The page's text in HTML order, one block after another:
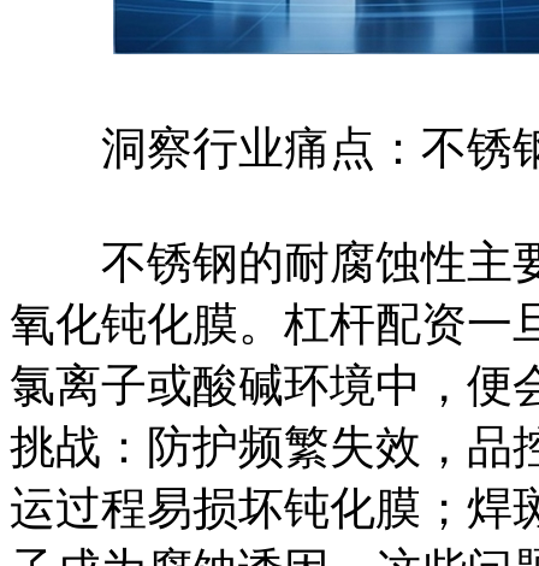
洞察行业痛点：不锈钢
不锈钢的耐腐蚀性主
氧化钝化膜。杠杆配资一
氯离子或酸碱环境中，便
挑战：防护频繁失效，品
运过程易损坏钝化膜；焊